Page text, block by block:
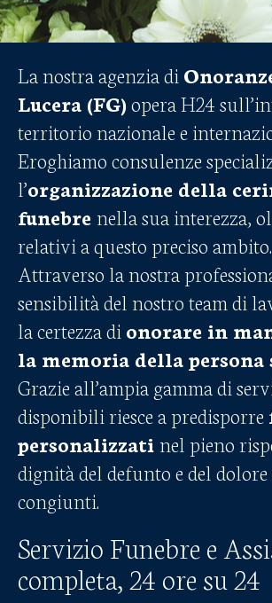
La nostra agenzia di
Lucera (FG)opera H24
territorio nazionale e
Eroghiamo consulenze
l’organizzazione della
funebre nella sua interezza,
relativi a questo preciso ambito.
Attraverso la nostra
sensibilità del nostro team di
la certezza di onorare in
la memoria della persona
Grazie all’ampia gamma di
disponibili riesce a predisporre
personalizzati nel pieno
dignità del defunto e del dolore
congiunti.
Servizio Funebre e
completa, 24 ore su 24